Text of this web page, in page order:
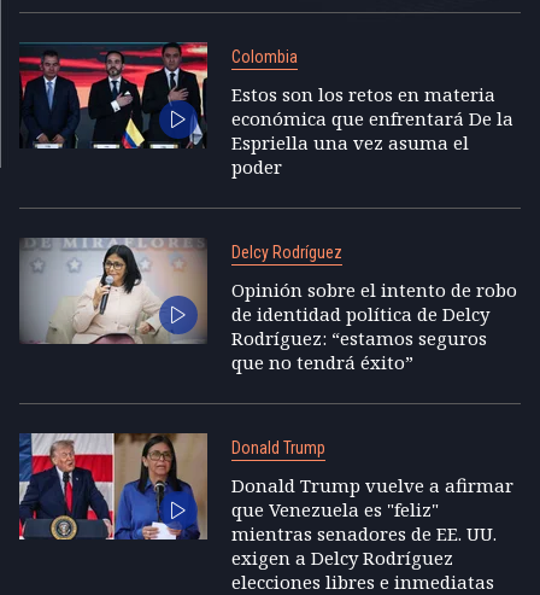
Colombia
Estos son los retos en materia
económica que enfrentará De la
Espriella una vez asuma el
poder
Delcy Rodríguez
Opinión sobre el intento de robo
de identidad política de Delcy
Rodríguez: “estamos seguros
que no tendrá éxito”
Donald Trump
Donald Trump vuelve a afirmar
que Venezuela es "feliz"
mientras senadores de EE. UU.
exigen a Delcy Rodríguez
elecciones libres e inmediatas